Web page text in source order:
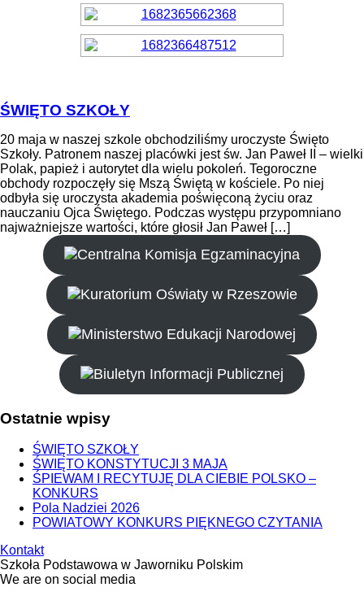
ŚWIĘTO SZKOŁY
20 maja w naszej szkole obchodziliśmy uroczyste Święto
Szkoły. Patronem naszej placówki jest św. Jan Paweł II – wielki
Polak, papież i autorytet dla wielu pokoleń. Tegoroczne
obchody rozpoczęły się Mszą Świętą w kościele. Po niej
odbyła się uroczysta akademia poświęconą życiu oraz
nauczaniu Ojca Świętego. Podczas występu przypomniano
najważniejsze wartości, które głosił Jan Paweł […]
Ostatnie wpisy
ŚWIĘTO SZKOŁY
ŚWIĘTO KONSTYTUCJI 3 MAJA
ŚPIEWAM I RECYTUJĘ DLA CIEBIE POLSKO –
KONKURS
Pola Nadziei 2026
POWIATOWY KONKURS PIĘKNEGO CZYTANIA
Kontakt
Szkoła Podstawowa w Jaworniku Polskim
We are on social media